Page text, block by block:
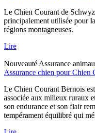
Le Chien Courant de
principalement utilisée pour
régions montagneuses.
Lire
Nouveauté Assurance
Assurance chien pour Chien
Le Chien Courant Bernois
associée aux milieux ruraux
son endurance et son flair
tempérament équilibré qui